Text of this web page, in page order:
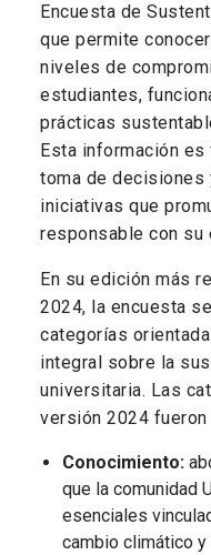
Encuesta de
que permite
niveles de
estudiantes,
prácticas
Esta información
toma de decisiones
iniciativas que
responsable con su
En su edición más
2024, la encuesta
categorías
integral sobre la
universitaria. Las
versión 2024
Conocimiento:
que la comunidad
esenciales
cambio climático